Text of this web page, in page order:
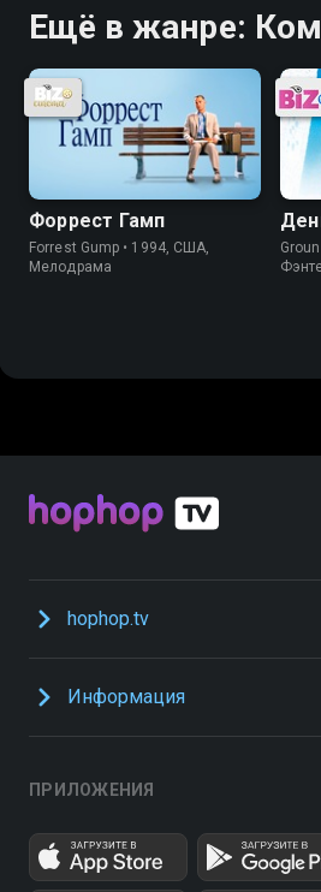
Ещё в жанре:
Форрест Гамп
Forrest Gump • 1994, США,
Мелодрама
hophop.tv
Информация
ПРИЛОЖЕНИЯ